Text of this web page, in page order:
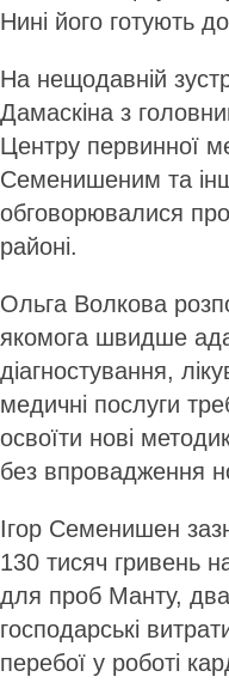
Нині його готують
На нещодавній
Дамаскіна з
Центру первинної
Семенишеним та
обговорювалися
районі.
Ольга Волкова
якомога швидше
діагностування,
медичні послуги
освоїти нові
без впровадження
Ігор Семенишен
130 тисяч гривень
для проб Манту, два
господарські
перебої у роботі